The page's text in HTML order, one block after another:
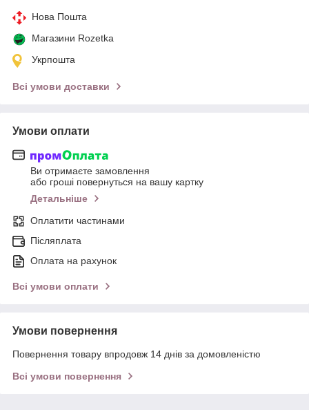
Нова Пошта
Магазини Rozetka
Укрпошта
Всі умови доставки
Умови оплати
Ви отримаєте замовлення
або гроші повернуться на вашу картку
Детальніше
Оплатити частинами
Післяплата
Оплата на рахунок
Всі умови оплати
Умови повернення
Повернення товару впродовж 14 днів за домовленістю
Всі умови повернення